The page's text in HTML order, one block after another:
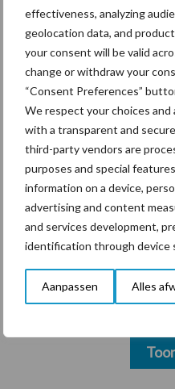
effectiveness, analyzing
geolocation data, and
your consent will be valid
change or withdraw your
“Consent Preferences”
We respect your choices
with a transparent and
third-party vendors are
purposes and special
information on a device,
advertising and content
and services development,
identification through device
Aanpassen Alles
markt
Themapagina's
Diergezondheid
Derogatie